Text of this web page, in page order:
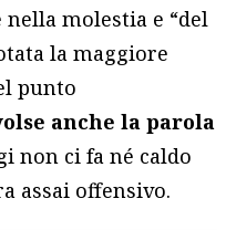
molestia e “del
la maggiore
punto
anche la parola
non ci fa né caldo
assai offensivo.